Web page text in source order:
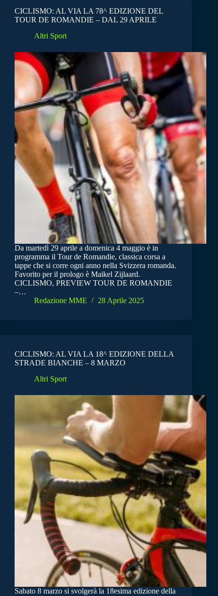
CICLISMO: AL VIA LA 78^ EDIZIONE DEL
TOUR DE ROMANDIE – DAL 29 APRILE
Altri Sport
Da martedì 29 aprile a domenica 4 maggio è in
programma il Tour de Romandie, classica corsa a
tappe che si corre ogni anno nella Svizzera romanda.
Favorito per il prologo è Maikel Zijlaard.
CICLISMO, PREVIEW TOUR DE ROMANDIE
–…
Redazione MME
28 Aprile 2025
CICLISMO: AL VIA LA 18^ EDIZIONE DELLA
STRADE BIANCHE – 8 MARZO
Altri Sport
Sabato 8 marzo si svolgerà la 18esima edizione della